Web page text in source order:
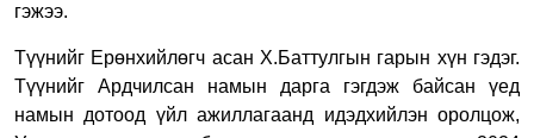
гэжээ.
Түүнийг Ерөнхийлөгч асан Х.Баттулгын гарын хүн гэдэг.
Түүнийг Ардчилсан намын дарга гэгдэж байсан үед
намын дотоод үйл ажиллагаанд идэдхийлэн оролцож,